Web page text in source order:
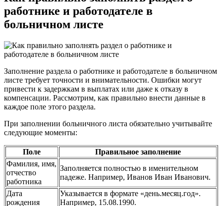
работнике и работодателе в
больничном листе
Заполнение раздела о работнике и работодателе в больничном
листе требует точности и внимательности. Ошибки могут
привести к задержкам в выплатах или даже к отказу в
компенсации. Рассмотрим, как правильно внести данные в
каждое поле этого раздела.
При заполнении больничного листа обязательно учитывайте
следующие моменты:
Поле
Правильное заполнение
Фамилия, имя,
отчество
работника
Заполняется полностью в именительном
падеже. Например, Иванов Иван Иванович.
Дата
рождения
Указывается в формате «день.месяц.год».
Например, 15.08.1990.